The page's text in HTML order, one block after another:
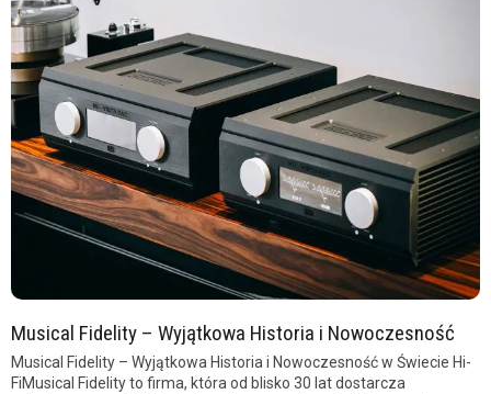
Musical Fidelity – Wyjątkowa Historia i Nowoczesność
Musical Fidelity – Wyjątkowa Historia i Nowoczesność w Świecie Hi-
FiMusical Fidelity to firma, która od blisko 30 lat dostarcza